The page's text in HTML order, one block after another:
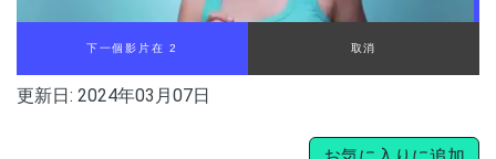
下一個影片在 2 取消
更新日: 2024年03月07日